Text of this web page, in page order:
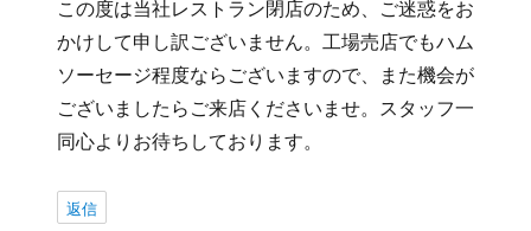
この度は当社レストラン閉店のため、ご迷惑をお
かけして申し訳ございません。工場売店でもハム
ソーセージ程度ならございますので、また機会が
ございましたらご来店くださいませ。スタッフ一
同心よりお待ちしております。
返信